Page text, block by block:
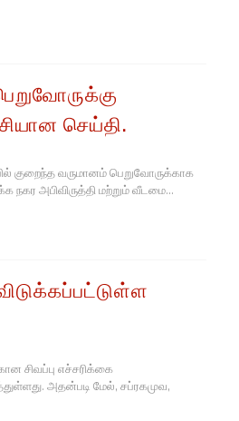
செய்தி.
குறைந்த வருமானம் பெறுவோருக்காக
நகர அபிவிருத்தி மற்றும் வீடமை...
சிவப்பு எச்சரிக்கை
அதன்படி மேல், சப்ரகமுவ,